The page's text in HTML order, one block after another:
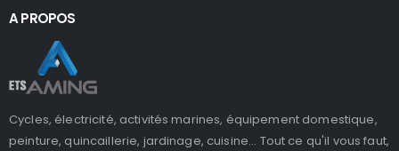
A PROPOS
Cycles, électricité, activités marines, équipement domestique,
peinture, quincaillerie, jardinage, cuisine... Tout ce qu'il vous faut,